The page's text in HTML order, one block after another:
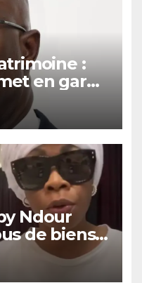
:
en garde
Ndour
de biens
affaire
FCFA